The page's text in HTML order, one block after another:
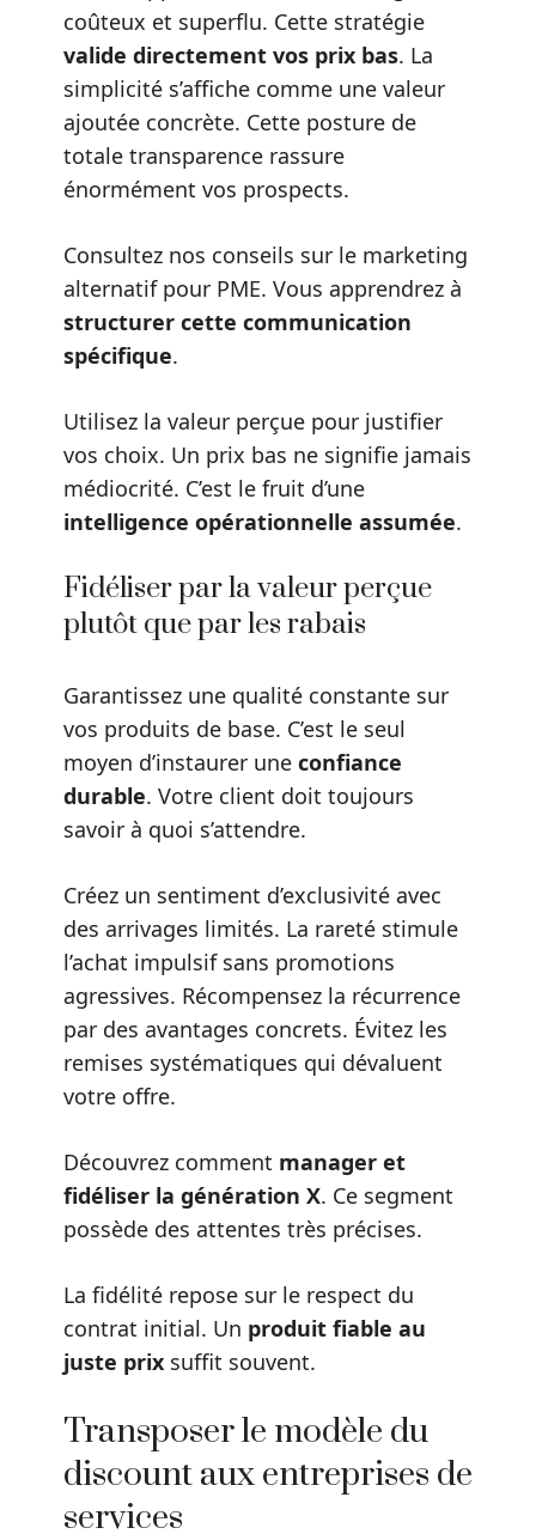
coûteux et superflu. Cette stratégie
valide directement vos prix bas. La
simplicité s’affiche comme une valeur
ajoutée concrète. Cette posture de
totale transparence rassure
énormément vos prospects.
Consultez nos conseils sur le marketing
alternatif pour PME. Vous apprendrez à
structurer cette communication
spécifique.
Utilisez la valeur perçue pour justifier
vos choix. Un prix bas ne signifie jamais
médiocrité. C’est le fruit d’une
intelligence opérationnelle assumée.
Fidéliser par la valeur perçue
plutôt que par les rabais
Garantissez une qualité constante sur
vos produits de base. C’est le seul
moyen d’instaurer une confiance
durable. Votre client doit toujours
savoir à quoi s’attendre.
Créez un sentiment d’exclusivité avec
des arrivages limités. La rareté stimule
l’achat impulsif sans promotions
agressives. Récompensez la récurrence
par des avantages concrets. Évitez les
remises systématiques qui dévaluent
votre offre.
Découvrez comment manager et
fidéliser la génération X. Ce segment
possède des attentes très précises.
La fidélité repose sur le respect du
contrat initial. Un produit fiable au
juste prixsuffit souvent.
Transposer le modèle du
discount aux entreprises de
services